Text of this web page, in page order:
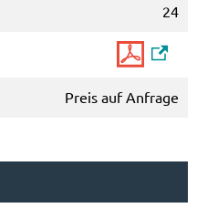
24
Preis auf Anfrage